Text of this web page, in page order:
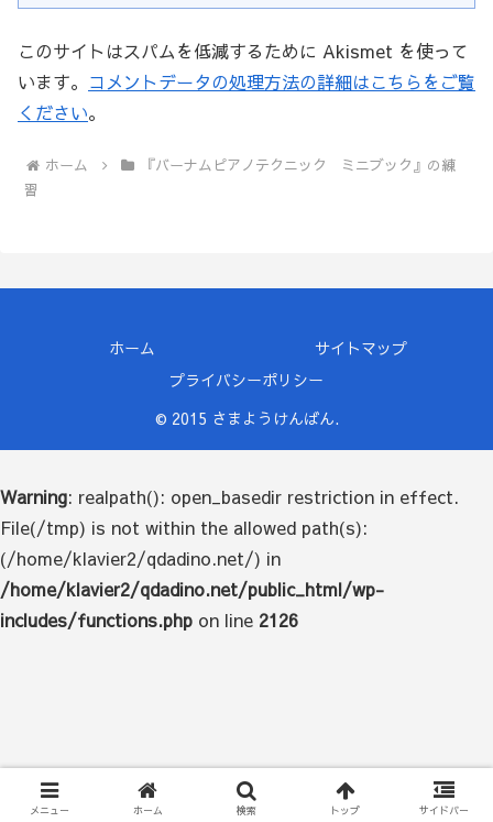
このサイトはスパムを低減するために Akismet を使って
います。 コメントデータの処理方法の詳細はこちらをご覧
ください。
ホーム
『バーナムピアノテクニック ミニブック』の練
習
ホーム
サイトマップ
プライバシーポリシー
© 2015 さまようけんばん.
メニュー ホーム 検索 トップ サイドバー
Warning: realpath(): open_basedir restriction in effect.
File(/tmp) is not within the allowed path(s):
(/home/klavier2/qdadino.net/) in
/home/klavier2/qdadino.net/public_html/wp-
includes/functions.php on line 2126